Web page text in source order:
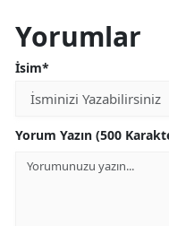
Yorumlar
İsim*
Yorum Yazın (500